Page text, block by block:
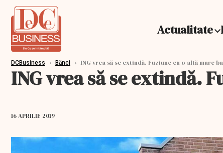
Actualitate
DCBusiness › Bănci › ING vrea să se extindă. Fuziune cu o altă mare
ING vrea să se extindă.
16 APRILIE 2019